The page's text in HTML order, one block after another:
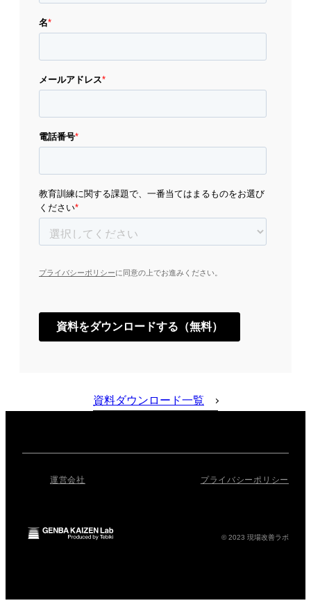
資料ダウンロード一覧
運営会社 プライバシーポリシー
© 2023 現場改善ラボ